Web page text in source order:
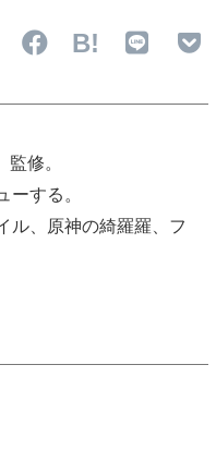
B!
修。
する。
ル、原神の綺羅羅、フ